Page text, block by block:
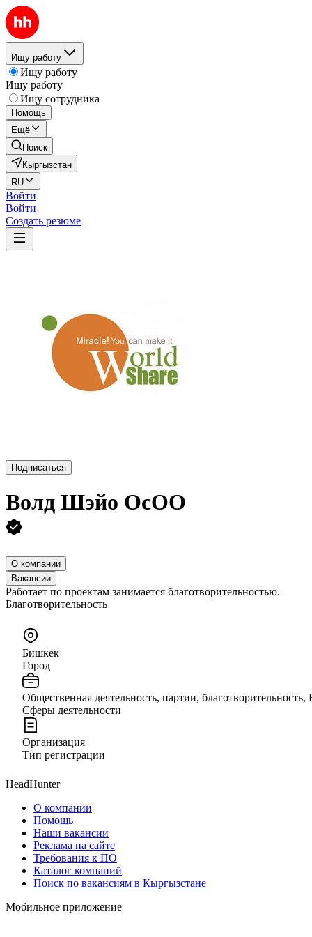
Ищу работу
Ищу работу
Ищу работу
Ищу сотрудника
Помощь
Ещё
Поиск
Кыргызстан
RU
Войти
Войти
Создать резюме
Подписаться
Волд Шэйо ОсОО
О компании
Вакансии
Работает по проектам занимается благотворительностью.
Благотворительность
Бишкек
Город
Общественная деятельность, партии,
Сферы деятельности
Организация
Тип регистрации
HeadHunter
О компании
Помощь
Наши вакансии
Реклама на сайте
Требования к ПО
Каталог компаний
Поиск по вакансиям в Кыргызстане
Мобильное приложение